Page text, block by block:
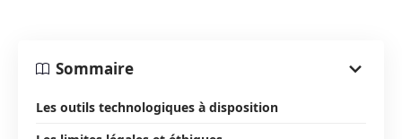
Sommaire
Les outils technologiques à disposition